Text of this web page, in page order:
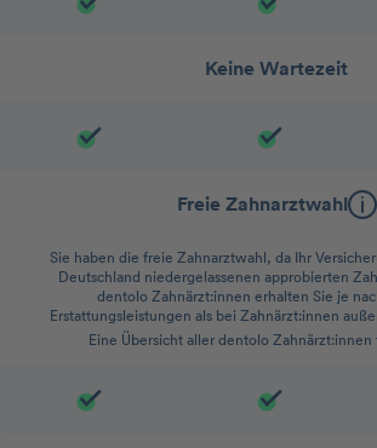
Keine Wartezeit
Freie Zahnarztwahl
Sie haben die freie Zahnarztwahl, da Ihr
Deutschland niedergelassenen approbierten
dentolo Zahnärzt:innen erhalten Sie je
Erstattungsleistungen als bei Zahnärzt:innen
Eine Übersicht aller dentolo Zahnärzt:innen